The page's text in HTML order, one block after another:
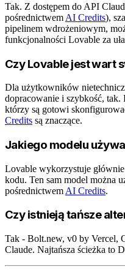
Tak. Z dostępem do API
pośrednictwem AI Credits),
pipelinem wdrożeniowym,
funkcjonalności Lovable za
Czy Lovable jest wart
Dla użytkowników
dopracowanie i szybkość,
którzy są gotowi
Credits są znaczące.
Jakiego modelu
Lovable wykorzystuje
kodu. Ten sam model można
pośrednictwem AI Credits.
Czy istnieją tańsze
Tak - Bolt.new, v0 by Vercel,
Claude. Najtańsza ścieżka to